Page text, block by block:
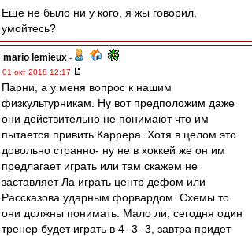
Еще не было ни у кого, я жы говорил,
умойтесь?
mario lemieux -
01 окт 2018 12:17
Парни, а у меня вопрос к нашим
физкультурникам. Ну вот предположим даже
они действительно не понимают что им
пытается привить Каррера. Хотя в целом это
довольно странно- ну не в хоккей же он им
предлагает играть или там скажем не
заставляет Ла играть центр дефом или
Рассказова ударным форвардом. Схемы то
они должны понимать. Мало ли, сегодня один
тренер будет играть в 4- 3- 3, завтра придет